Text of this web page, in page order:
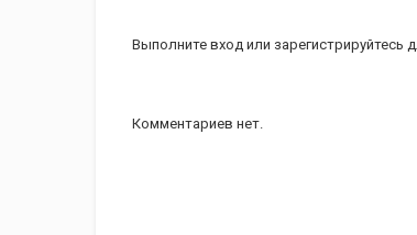
#Упёртость #Мнение #Доказать
Выполните вход или зарегистрируйтесь
Комментариев нет.